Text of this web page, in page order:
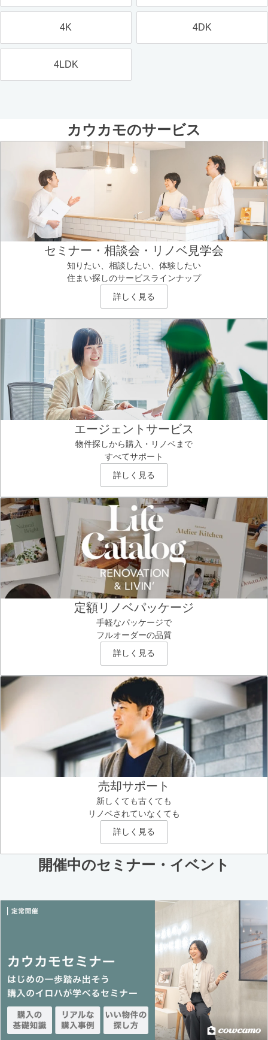
4K 4DK
4LDK
カウカモのサービス
セミナー・相談会・リノベ見学会
知りたい、相談したい、体験したい
住まい探しのサービスラインナップ
詳しく見る
エージェントサービス
物件探しから購入・リノベまで
すべてサポート
詳しく見る
定額リノベパッケージ
手軽なパッケージで
フルオーダーの品質
詳しく見る
売却サポート
新しくても古くても
リノベされていなくても
詳しく見る
開催中のセミナー・イベント